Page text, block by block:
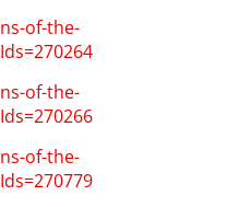
of-the-
of-the-
of-the-